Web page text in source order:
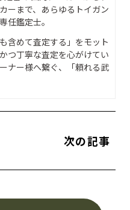
ーまで、あらゆるトイガン
任鑑定士。
含めて査定する」をモット
つ丁寧な査定を心がけてい
ナー様へ繋ぐ、「頼れる武
次の記事